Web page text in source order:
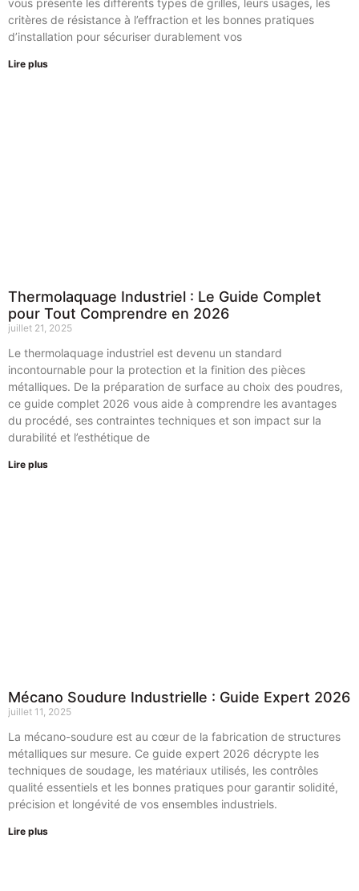
critères de résistance à l’effraction et les bonnes pratiques
d’installation pour sécuriser durablement vos
Lire plus
Thermolaquage Industriel : Le Guide Complet
pour Tout Comprendre en 2026
juillet 21, 2025
Le thermolaquage industriel est devenu un standard
incontournable pour la protection et la finition des pièces
métalliques. De la préparation de surface au choix des poudres,
ce guide complet 2026 vous aide à comprendre les avantages
du procédé, ses contraintes techniques et son impact sur la
durabilité et l’esthétique de
Lire plus
Mécano Soudure Industrielle : Guide Expert 2026
juillet 11, 2025
La mécano-soudure est au cœur de la fabrication de structures
métalliques sur mesure. Ce guide expert 2026 décrypte les
techniques de soudage, les matériaux utilisés, les contrôles
qualité essentiels et les bonnes pratiques pour garantir solidité,
précision et longévité de vos ensembles industriels.
Lire plus